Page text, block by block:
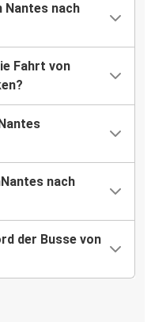
Nantes nach
Fahrt von
nach
der Busse von